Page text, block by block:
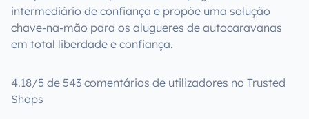
intermediário de confiança e propõe uma solução
chave-na-mão para os alugueres de autocaravanas
em total liberdade e confiança.
4.18/5 de 543 comentários de utilizadores no Trusted
Shops